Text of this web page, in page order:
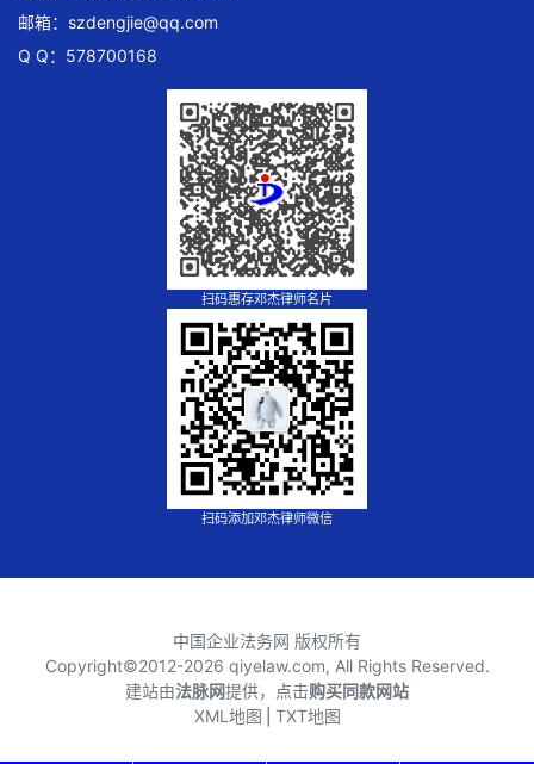
邮箱： szdengjie@qq.com
Q Q：578700168
扫码惠存邓杰律师名片
扫码添加邓杰律师微信
中国企业法务网 版权所有
Copyright©2012-2026 qiyelaw.com, All Rights Reserved.
建站由法脉网提供，点击购买同款网站
XML地图 TXT地图